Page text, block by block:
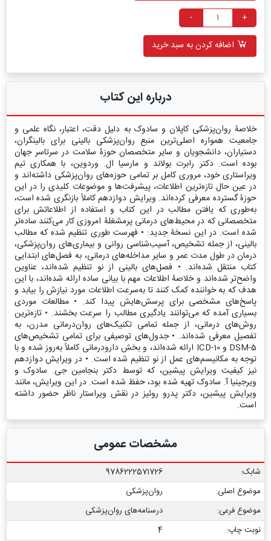
+
-
اضافه کردن به سبد خرید
درباره این کتاب
خلاصۀ روان‌پزشکی کاپلان و سادوک به دلیل دقت، اعتبار، نگاه علمی و
جامعیت همواره اصلی‌ترین منبع روان‌پزشکی بالینی برای بالینگران،
دستیاران، دانشجویان و سایر متخصصان حوزۀ سلامت در سرتاسر جهان
بوده است. دکتر رابرت بولاند و مارسیا ال. وردوین، با همکاری تیم
ویراستاری خود، مروری کامل بر تمامی حوزه‌های روان‌پزشکی داشته‌اند و
در عین حال تازه‌ترین اطلاعات، پیشرفت‌ها و موضوعات کلیدی را در این
حوزۀ گسترده معرفی کرده‌اند. ویرایش دوازدهم کاملاً بازنگری شده است،
به‌طوری که یافتن مطالب در این کتاب و استفاده از اطلاعاتش برای
متخصصانی که در محیط‌های درمانی پرمشغلۀ امروزی کار می‌کنند ساده‌تر
شده است. در این نسخۀ جدید: • فهرست طوری تنظیم شده که مطالب
بالینی، از جمله تشخیص، آسیب‌شناسی روانی و بیماری‌های روان‌پزشکی،
درمان در طول مدت عمر و سایر مداخله‌های درمانی، به فصل‌های ابتدایی
کتاب منتقل شده‌اند. • فصل‌های بالینی از نو تنظیم شده‌اند، عناوین
واضح‌تر شده‌اند و خلاصۀ اطلاعات مهم با بیانی ساده ارائه شده‌اند، با این
هدف که به خواننده کمک کنند تا به‌سرعت اطلاعات مورد نیازش را بیابد و
پاسخ‌های مشخصی برای پرسش‌هایش پیدا کند. • مطالعات موردی
بسیاری آمده که می‌توانند یادگیری مطالب را سرعت بخشند. • تازه‌ترین
روش‌های درمانی، از جمله تمامی تکنیک‌های روان‌درمانی مدرن، به
تفصیل معرفی شده‌اند. • جدول‌های توصیفی برای تمامی تشخیص‌های
DSM-5 و ICD-10 ارائه شده‌اند، و بخش دارودرمانی کاملاً به‌روز شده و با
توجه به مکانیسم‌های عمل از نو تنظیم شده است. • در ویرایش دوازدهم
نیز کیفیت ویرایش پیشین، که توسط دکتر بنجامین جی. سادوک و
ویرجینیا آ. سادوک تهیه شده بود، حفظ شده است. در این ویرایش، مانند
ویرایش پیشین، دکتر پدرو روئیز در نقش ویراستار ناظر حضور داشته
است.
مشخصات عمومی
شابک:
9786222571726
موضوع اصلی:
روان‌پزشکی
موضوع فرعی:
درسنامه‌‏های روان‏‌پزشکی
نوبت چاپ:
4